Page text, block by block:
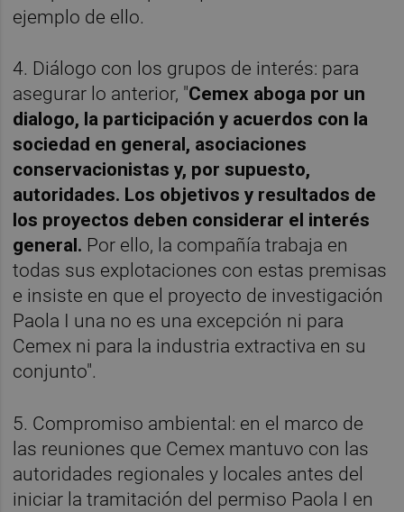
ejemplo de ello.
4. Diálogo con los grupos de interés: para
asegurar lo anterior, "Cemex aboga por un
dialogo, la participación y acuerdos con la
sociedad en general, asociaciones
conservacionistas y, por supuesto,
autoridades. Los objetivos y resultados de
los proyectos deben considerar el interés
general. Por ello, la compañía trabaja en
todas sus explotaciones con estas premisas
e insiste en que el proyecto de investigación
Paola I una no es una excepción ni para
Cemex ni para la industria extractiva en su
conjunto".
5. Compromiso ambiental: en el marco de
las reuniones que Cemex mantuvo con las
autoridades regionales y locales antes del
iniciar la tramitación del permiso Paola I en